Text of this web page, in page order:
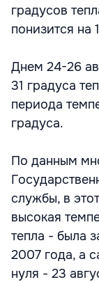
градусов
понизится на
Днем 24-26
31 градуса
периода
градуса.
По данным
службы, в
высокая
тепла - была
2007 года, а
нуля - 23